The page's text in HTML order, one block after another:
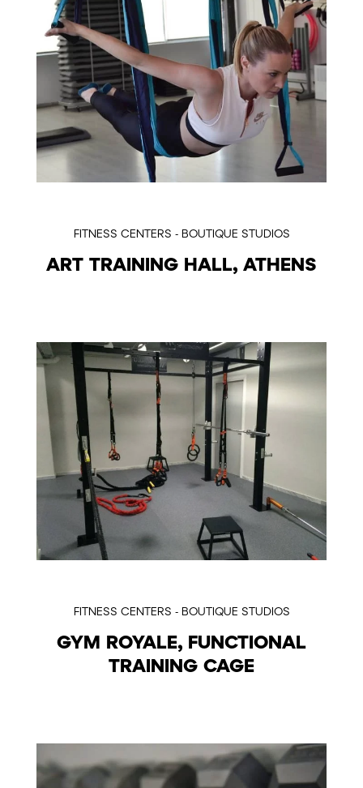
FITNESS CENTERS - BOUTIQUE STUDIOS
ART TRAINING HALL, ATHENS
FITNESS CENTERS - BOUTIQUE STUDIOS
GYM ROYALE, FUNCTIONAL
TRAINING CAGE